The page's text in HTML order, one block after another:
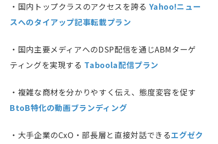
・国内トップクラスのアクセスを誇る Yahoo!ニュー
スへのタイアップ記事転載プラン
・国内主要メディアへのDSP配信を通じABMターゲ
ティングを実現する Taboola配信プラン
・複雑な商材を分かりやすく伝え、態度変容を促す
BtoB特化の動画ブランディング
・大手企業のCxO・部長層と直接対話できるエグゼク